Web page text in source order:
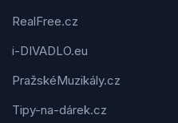
RealFree.cz
i-DIVADLO.eu
PražskéMuzikály.cz
Tipy-na-dárek.cz